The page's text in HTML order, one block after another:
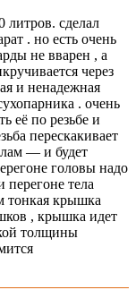
литров. сделал
. но есть очень
не вварен , а
через
и ненадежная
. очень
её по резьбе и
перескакивает
— и будет
головы надо
перегоне тела
тонкая крышка
, крышка идет
толщины